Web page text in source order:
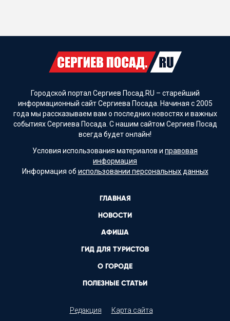
Городской портал Сергиев Посад.RU – старейший
информационный сайт Сергиева Посада. Начиная с 2005
года мы рассказываем вам о последних новостях и важных
событиях Сергиева Посада. С нашим сайтом Сергиев Посад
всегда будет онлайн!
Условия использования материалов и правовая
информация
Информация об использовании персональных данных
ГЛАВНАЯ
НОВОСТИ
АФИША
ГИД ДЛЯ ТУРИСТОВ
О ГОРОДЕ
ПОЛЕЗНЫЕ СТАТЬИ
Редакция Карта сайта